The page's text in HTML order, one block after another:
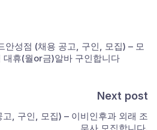
안성점 (채용 공고, 구인, 모집) – 모
대휴(월or금)알바 구인합니다
Next post
, 구인, 모집) – 이비인후과 외래 조